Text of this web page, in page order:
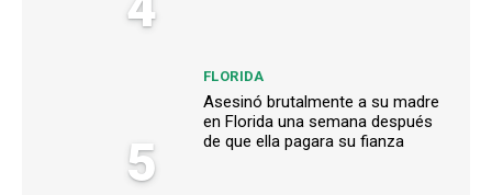
5
FLORIDA
Asesinó brutalmente a su madre
en Florida una semana después
de que ella pagara su fianza